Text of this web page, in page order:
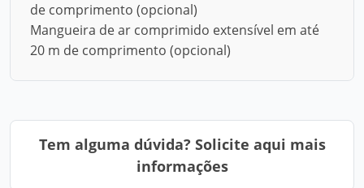
de comprimento (opcional)
Mangueira de ar comprimido extensível em até
20 m de comprimento (opcional)
Tem alguma dúvida? Solicite aqui mais
informações